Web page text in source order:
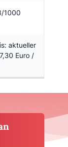
1000
aktueller
Euro /